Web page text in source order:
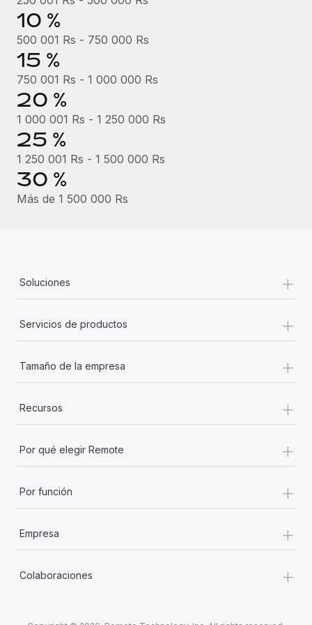
10 %
500 001 Rs - 750 000 Rs
15 %
750 001 Rs - 1 000 000 Rs
20 %
1 000 001 Rs - 1 250 000 Rs
25 %
1 250 001 Rs - 1 500 000 Rs
30 %
Más de 1 500 000 Rs
Soluciones +
Servicios de productos +
Tamaño de la empresa +
Recursos +
Por qué elegir Remote +
Por función +
Empresa +
Colaboraciones +